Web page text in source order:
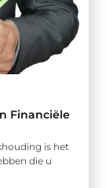
Financiële
is het
die u